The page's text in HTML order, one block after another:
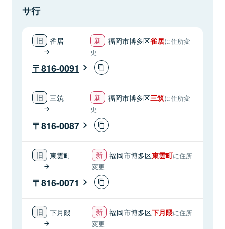
サ行
雀居 福岡市博多区雀居に住所変
更
816-0091
三筑 福岡市博多区三筑に住所変
更
816-0087
東雲町 福岡市博多区東雲町に住所
変更
816-0071
下月隈 福岡市博多区下月隈に住所
変更